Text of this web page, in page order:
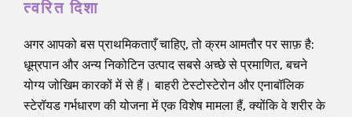
त्वरित दिशा
अगर आपको बस प्राथमिकताएँ चाहिए, तो क्रम आमतौर पर साफ़ है:
धूम्रपान और अन्य निकोटिन उत्पाद सबसे अच्छे से प्रमाणित, बचने
योग्य जोखिम कारकों में से हैं। बाहरी टेस्टोस्टेरोन और एनाबॉलिक
स्टेरॉयड गर्भधारण की योजना में एक विशेष मामला हैं, क्योंकि वे शरीर के